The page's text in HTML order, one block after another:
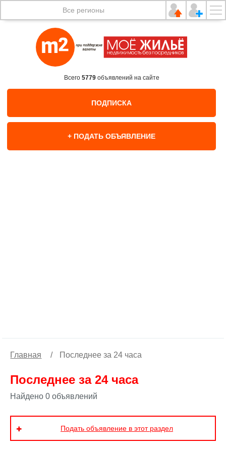
Все регионы
Всего 5779объявлений на сайте
ПОДПИСКА
+ ПОДАТЬ ОБЪЯВЛЕНИЕ
Главная / Последнее за 24 часа
Последнее за 24 часа
Найдено 0 объявлений
Подать объявление в этот раздел